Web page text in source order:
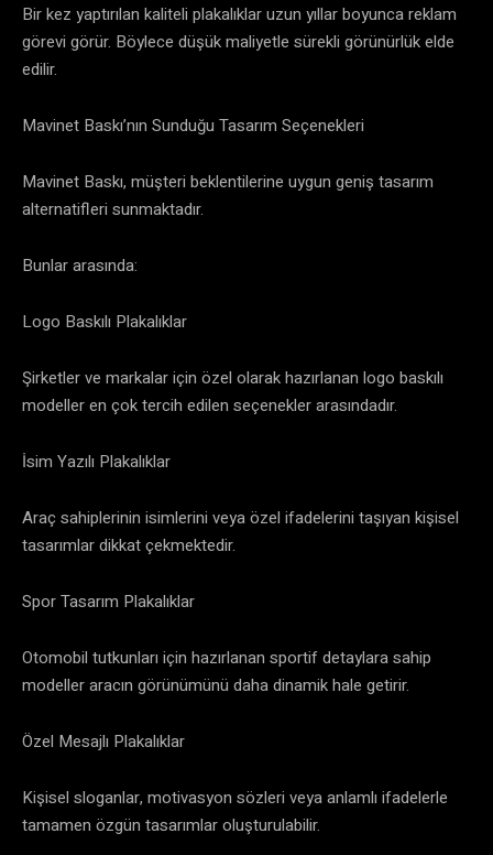
Bir kez yaptırılan kaliteli plakalıklar uzun yıllar boyunca reklam
görevi görür. Böylece düşük maliyetle sürekli görünürlük elde
edilir.
Mavinet Baskı’nın Sunduğu Tasarım Seçenekleri
Mavinet Baskı, müşteri beklentilerine uygun geniş tasarım
alternatifleri sunmaktadır.
Bunlar arasında:
Logo Baskılı Plakalıklar
Şirketler ve markalar için özel olarak hazırlanan logo baskılı
modeller en çok tercih edilen seçenekler arasındadır.
İsim Yazılı Plakalıklar
Araç sahiplerinin isimlerini veya özel ifadelerini taşıyan kişisel
tasarımlar dikkat çekmektedir.
Spor Tasarım Plakalıklar
Otomobil tutkunları için hazırlanan sportif detaylara sahip
modeller aracın görünümünü daha dinamik hale getirir.
Özel Mesajlı Plakalıklar
Kişisel sloganlar, motivasyon sözleri veya anlamlı ifadelerle
tamamen özgün tasarımlar oluşturulabilir.